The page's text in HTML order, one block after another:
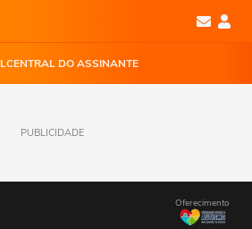
CENTRAL DO ASSINANTE
PUBLICIDADE
Oferecimento